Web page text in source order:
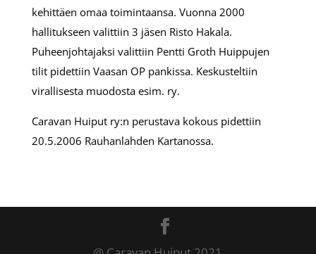
kehittäen omaa toimintaansa. Vuonna 2000
hallitukseen valittiin 3 jäsen Risto Hakala.
Puheenjohtajaksi valittiin Pentti Groth Huippujen
tilit pidettiin Vaasan OP pankissa. Keskusteltiin
virallisesta muodosta esim. ry.
Caravan Huiput ry:n perustava kokous pidettiin
20.5.2006 Rauhanlahden Kartanossa.